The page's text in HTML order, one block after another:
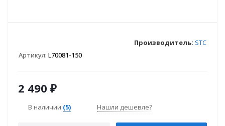
Артикул: L70081-150
Производитель: STC
2 490 ₽
В наличии (5) Нашли дешевле?